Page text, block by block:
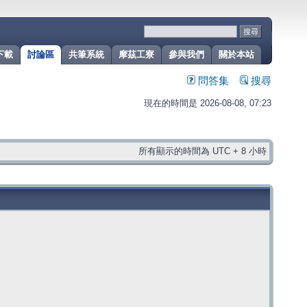
關於本站
參與我們
摩茲工寮
共筆系統
討論區
載
問答集 搜尋
現在的時間是 2026-08-08, 07:23
所有顯示的時間為 UTC + 8 小時